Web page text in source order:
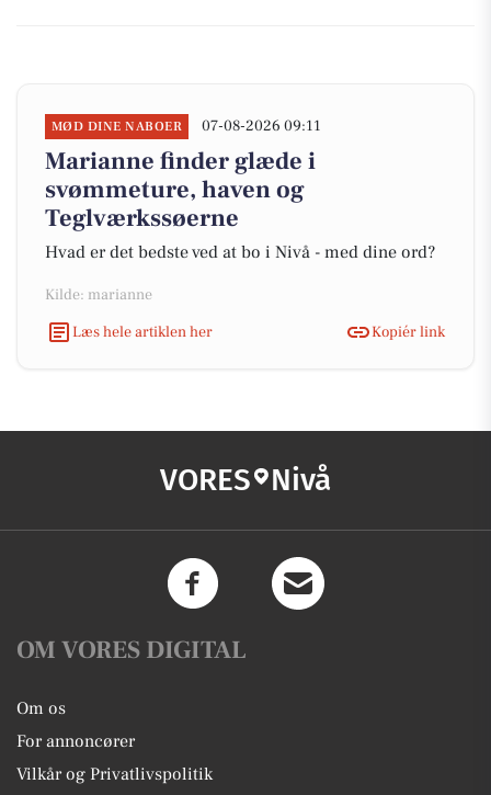
MØD DINE NABOER 07-08-2026 09:11
Marianne finder glæde i
svømmeture, haven og
Teglværkssøerne
Hvad er det bedste ved at bo i Nivå - med dine ord?
Kilde: marianne
Læs hele artiklen her
Kopiér link
VORES Nivå
OM VORES DIGITAL
Om os
For annoncører
Vilkår og Privatlivspolitik